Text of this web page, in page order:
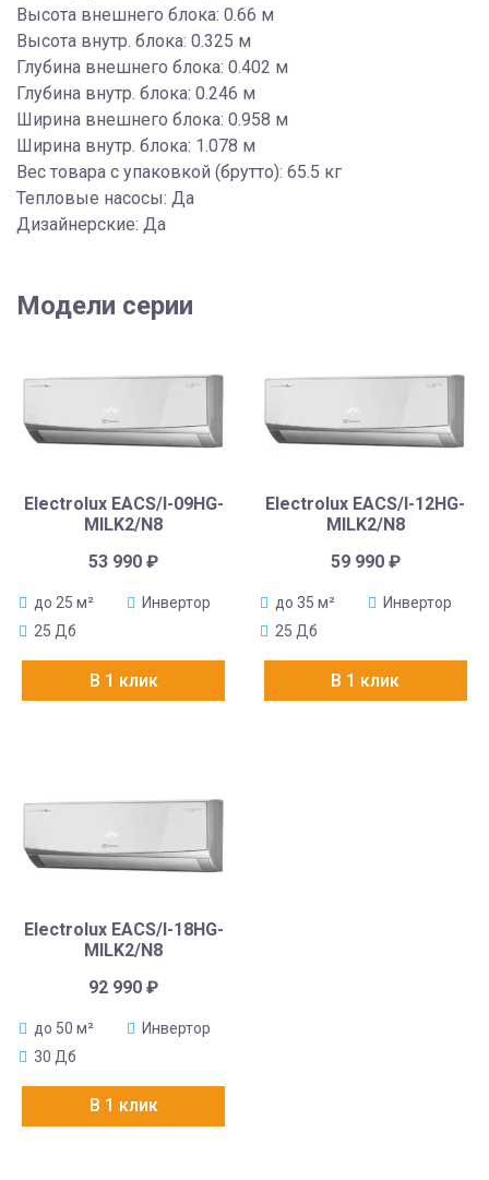
Высота внешнего блока: 0.66 м
Высота внутр. блока: 0.325 м
Глубина внешнего блока: 0.402 м
Глубина внутр. блока: 0.246 м
Ширина внешнего блока: 0.958 м
Ширина внутр. блока: 1.078 м
Вес товара с упаковкой (брутто): 65.5 кг
Тепловые насосы: Да
Дизайнерские: Да
Модели серии
Electrolux EACS/I-09HG-
MILK2/N8
53 990₽
до 25 м²
Инвертор
25 Дб
В 1 клик
Electrolux EACS/I-12HG-
MILK2/N8
59 990 ₽
до 35 м²
Инвертор
25 Дб
В 1 клик
Electrolux EACS/I-18HG-
MILK2/N8
92 990₽
до 50 м²
Инвертор
30 Дб
В 1 клик